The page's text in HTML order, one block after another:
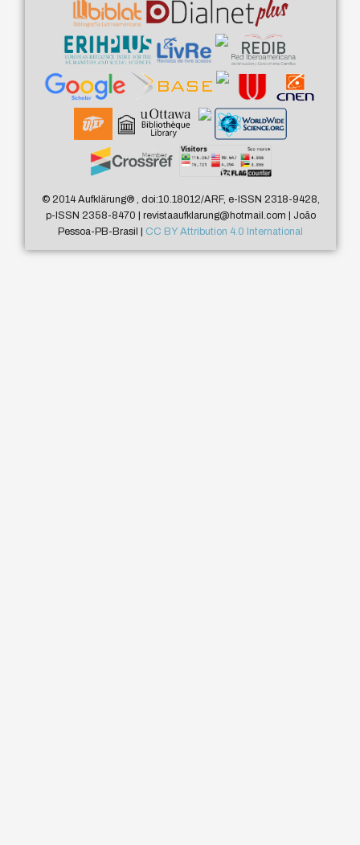
© 2014 Aufklärung®, doi:10.18012/ARF, e-ISSN 2318-9428,
p-ISSN 2358-8470 | revistaaufklarung@hotmail.com | João
Pessoa-PB-Brasil | CC BY Attribution 4.0 International